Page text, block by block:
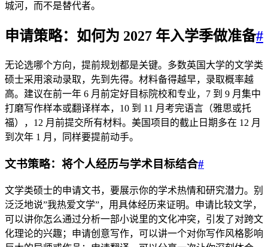
城河，而不是替代者。
申请策略：如何为 2027 年入学季做准备#
无论选哪个方向，提前规划都是关键。多数英国大学的文学类
硕士采用滚动录取，先到先得。材料备得越早，录取概率越
高。建议在前一年 6 月前定好目标院校和专业，7 到 9 月集中
打磨写作样本或翻译样本，10 到 11 月考完语言（雅思或托
福），12 月前提交所有材料。美国项目的截止日期多在 12 月
到次年 1 月，同样要提前动手。
文书策略：将个人经历与学术目标结合#
文学类硕士的申请文书，要展示你的学术热情和研究潜力。别
泛泛地说”我热爱文学”，用具体经历来证明。申请比较文学，
可以讲你怎么通过分析一部小说里的文化冲突，引发了对跨文
化理论的兴趣；申请创意写作，可以讲一个对你写作风格影响